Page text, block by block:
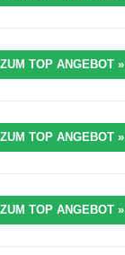
ZUM TOP ANGEBOT »
ZUM TOP ANGEBOT »
ZUM TOP ANGEBOT »